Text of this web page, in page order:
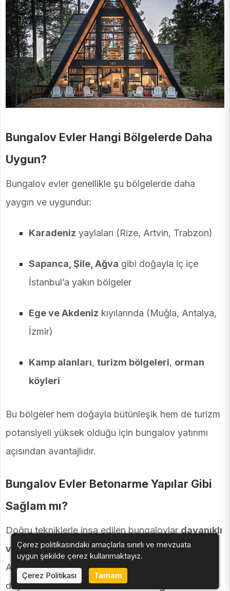
Bungalov Evler Hangi Bölgelerde Daha
Uygun?
Bungalov evler genellikle şu bölgelerde daha
yaygın ve uygundur:
Karadeniz yaylaları (Rize, Artvin, Trabzon)
Sapanca, Şile, Ağva gibi doğayla iç içe
İstanbul’a yakın bölgeler
Ege ve Akdeniz kıyılarında (Muğla, Antalya,
İzmir)
Kamp alanları, turizm bölgeleri, orman
köyleri
Bu bölgeler hem doğayla bütünleşik hem de turizm
potansiyeli yüksek olduğu için bungalov yatırımı
açısından avantajlıdır.
Bungalov Evler Betonarme Yapılar Gibi
Sağlam mı?
Doğru tekniklerle inşa edilen bungalovlardayanıklı
ve uzun ömürlü yapılardır.
Ancak doğal afetlere karşı (deprem, sel, yangın)
dayanıklılıklarıbetonarme binalara göre daha
Çerez politikasındaki amaçlarla sınırlı ve mevzuata
uygun şekilde çerez kullanmaktayız.
Çerez Politikası
Tamam